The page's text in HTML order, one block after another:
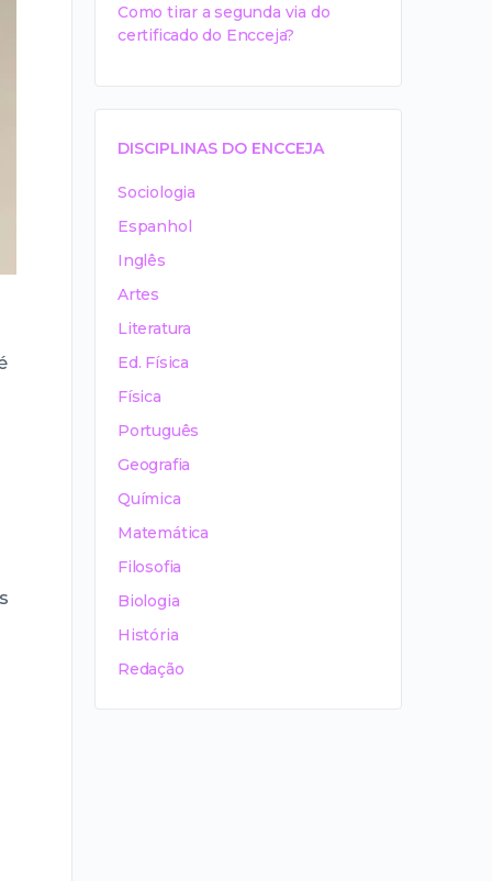
Como tirar a segunda via do
certificado do Encceja?
DISCIPLINAS DO ENCCEJA
Sociologia
Espanhol
Inglês
Artes
Literatura
Ed. Física
Física
Português
Geografia
Química
Matemática
Filosofia
Biologia
História
Redação